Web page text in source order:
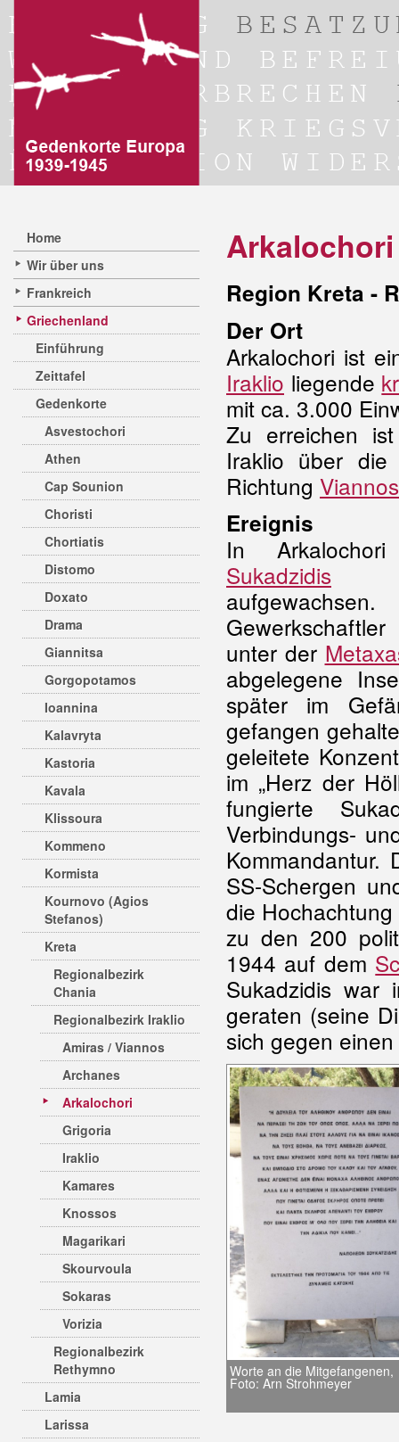
Home
Wir über uns
Frankreich
Griechenland
Einführung
Zeittafel
Gedenkorte
Asvestochori
Athen
Cap Sounion
Choristi
Chortiatis
Distomo
Doxato
Drama
Giannitsa
Gorgopotamos
Ioannina
Kalavryta
Kastoria
Kavala
Klissoura
Kommeno
Kormista
Kournovo (Agios
Stefanos)
Kreta
Regionalbezirk
Chania
Regionalbezirk Iraklio
Amiras / Viannos
Archanes
Arkalochori
Grigoria
Iraklio
Kamares
Knossos
Magarikari
Skourvoula
Sokaras
Vorizia
Regionalbezirk
Rethymno
Lamia
Larissa
Arkalochori
Region Kreta -
Der Ort
Arkalochori ist
Iraklio liegende
mit ca. 3.000
Zu erreichen
Iraklio über die
Richtung Viannos
Ereignis
In
Sukadzidis
unter der
abgelegene
später im
gefangen
geleitete
im „Herz der
fungierte
Verbindungs-
SS-Schergen
die
zu den 200
1944 auf dem
Sukadzidis war
geraten (seine
sich gegen
Worte an die Mitgefangenen,
Foto: Arn Strohmeyer